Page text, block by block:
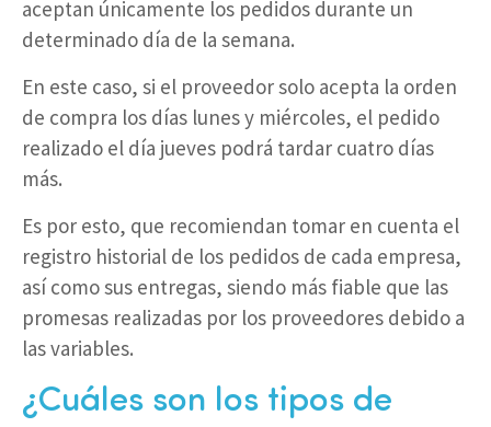
aceptan únicamente los pedidos durante un
determinado día de la semana.
En este caso, si el proveedor solo acepta la orden
de compra los días lunes y miércoles, el pedido
realizado el día jueves podrá tardar cuatro días
más.
Es por esto, que recomiendan tomar en cuenta el
registro historial de los pedidos de cada empresa,
así como sus entregas, siendo más fiable que las
promesas realizadas por los proveedores debido a
las variables.
¿Cuáles son los tipos de